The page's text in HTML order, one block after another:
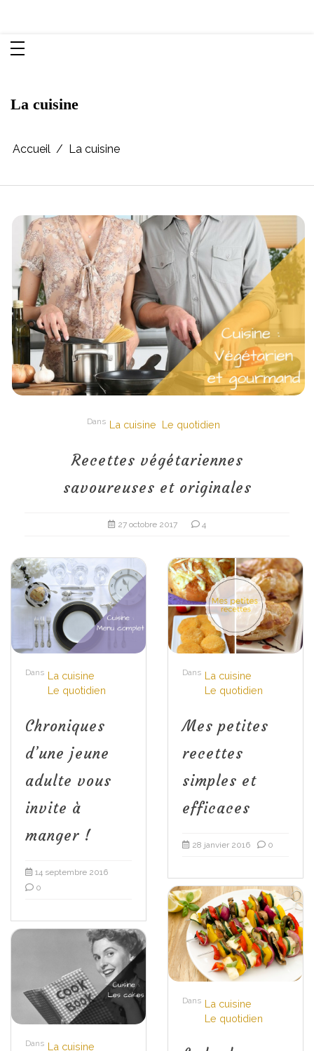
La cuisine
Accueil La cuisine
Dans La cuisine Le quotidien
Recettes végétariennes
savoureuses et originales
27 octobre 2017 4
Dans La cuisine
Le quotidien
Chroniques
d’une jeune
adulte vous
invite à
manger !
14 septembre 2016
0
Dans La cuisine
Dans La cuisine
Le quotidien
Mes petites
recettes
simples et
efficaces
28 janvier 2016 0
Dans La cuisine
Le quotidien